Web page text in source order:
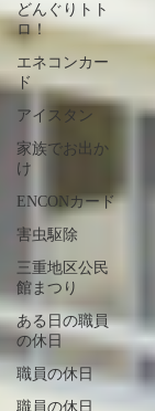
どんぐりトト
ロ！
エネコンカー
ド
アイスタン
家族でお出か
け
ENCONカード
害虫駆除
三重地区公民
館まつり
ある日の職員
の休日
職員の休日
職員の休日